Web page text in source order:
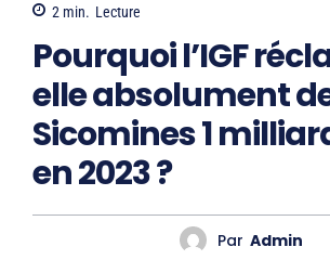
2 min. Lecture
Pourquoi l’IGF
elle absolument
Sicomines 1
en 2023 ?
Par Admin